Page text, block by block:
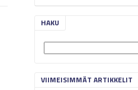
HAKU
VIIMEISIMMÄT ARTIKKELIT